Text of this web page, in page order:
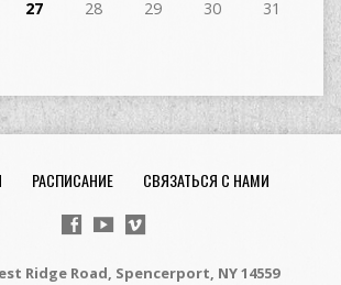
27 28 29 30 31
РАСПИСАНИЕ СВЯЗАТЬСЯ С НАМИ
Ridge Road, Spencerport, NY 14559